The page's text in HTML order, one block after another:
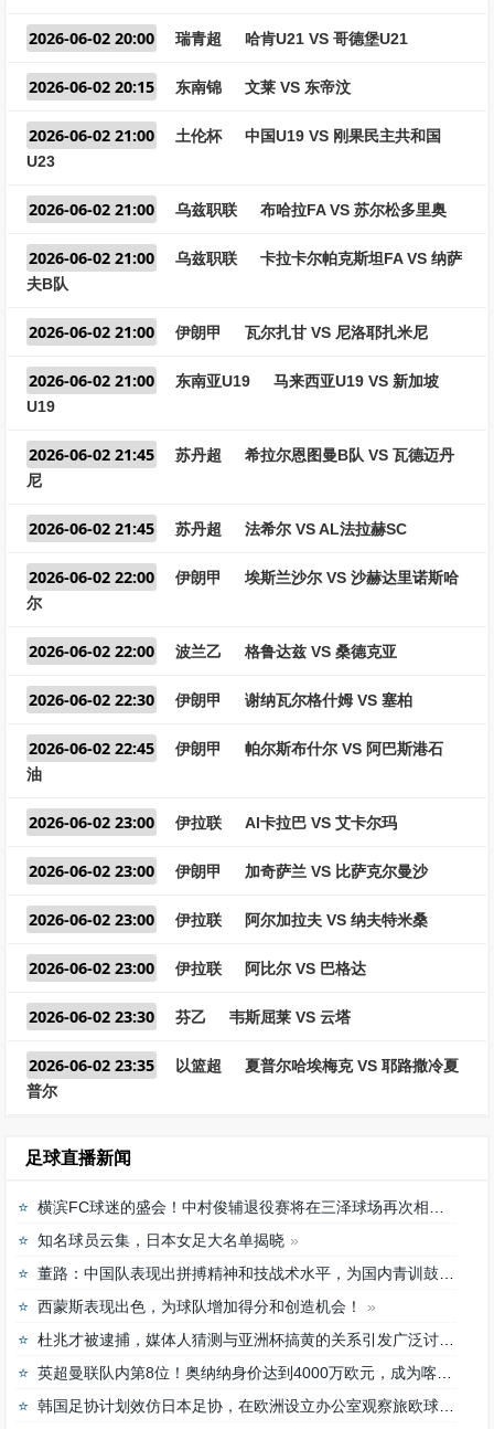
2026-06-02 20:00 瑞青超 哈肯U21 VS 哥德堡U21
2026-06-02 20:15 东南锦 文莱 VS 东帝汶
2026-06-02 21:00 土伦杯
中国U19 VS 刚果民主共和国
U23
2026-06-02 21:00 乌兹职联 布哈拉FA VS 苏尔松多里奥
2026-06-02 21:00 乌兹职联
卡拉卡尔帕克斯坦FA VS 纳萨
夫B队
2026-06-02 21:00 伊朗甲 瓦尔扎甘 VS 尼洛耶扎米尼
2026-06-02 21:00 东南亚U19
马来西亚U19 VS 新加坡
U19
2026-06-02 21:45 苏丹超
希拉尔恩图曼B队 VS 瓦德迈丹
尼
2026-06-02 21:45 苏丹超 法希尔 VS AL法拉赫SC
2026-06-02 22:00 伊朗甲
埃斯兰沙尔 VS 沙赫达里诺斯哈
尔
2026-06-02 22:00 波兰乙 格鲁达兹 VS 桑德克亚
2026-06-02 22:30 伊朗甲 谢纳瓦尔格什姆 VS 塞柏
2026-06-02 22:45 伊朗甲
帕尔斯布什尔 VS 阿巴斯港石
油
2026-06-02 23:00 伊拉联 Al卡拉巴 VS 艾卡尔玛
2026-06-02 23:00 伊朗甲 加奇萨兰 VS 比萨克尔曼沙
2026-06-02 23:00 伊拉联 阿尔加拉夫 VS 纳夫特米桑
2026-06-02 23:00 伊拉联 阿比尔 VS 巴格达
2026-06-02 23:30 芬乙 韦斯屈莱 VS 云塔
2026-06-02 23:35 以篮超
夏普尔哈埃梅克 VS 耶路撒冷夏
普尔
足球直播新闻
横滨FC球迷的盛会！中村俊辅退役赛将在三泽球场再次相聚
知名球员云集，日本女足大名单揭晓
董路：中国队表现出拼搏精神和技战术水平，为国内青训鼓舞
西蒙斯表现出色，为球队增加得分和创造机会！
杜兆才被逮捕，媒体人猜测与亚洲杯搞黄的关系引发广泛讨论
英超曼联队内第8位！奥纳纳身价达到4000万欧元，成为喀麦隆最贵门将
韩国足协计划效仿日本足协，在欧洲设立办公室观察旅欧球员的身体情况